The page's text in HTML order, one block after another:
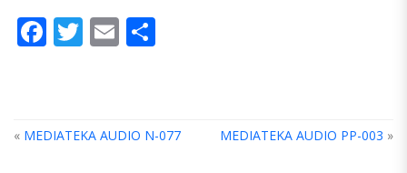
Facebook
Twitter
Email
« MEDIATEKA AUDIO N-077 MEDIATEKA AUDIO PP-003 »